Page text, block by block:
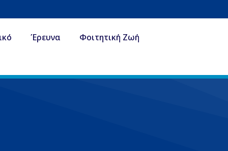
Έρευνα
Φοιτητική Ζωή